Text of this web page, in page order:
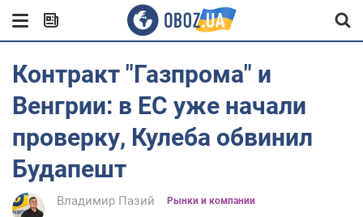
Контракт "Газпрома" и
Венгрии: в ЕС уже начали
проверку, Кулеба обвинил
Будапешт
Владимир Пазий Рынки и компании